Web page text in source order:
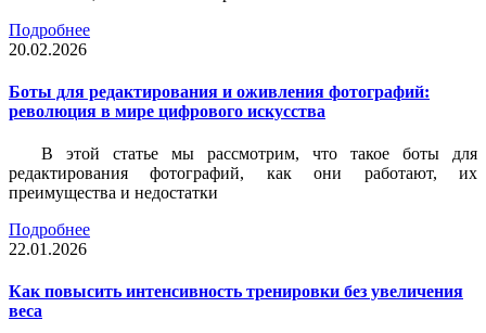
Подробнее
20.02.2026
Боты для редактирования и оживления фотографий:
революция в мире цифрового искусства
В этой статье мы рассмотрим, что такое боты для
редактирования фотографий, как они работают, их
преимущества и недостатки
Подробнее
22.01.2026
Как повысить интенсивность тренировки без увеличения
веса